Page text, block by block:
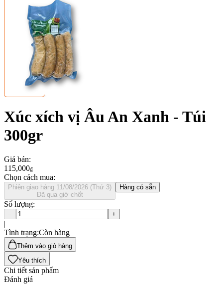
Xúc xích vị Âu An Xanh - Túi
300gr
Giá bán:
115,000₫
Chọn cách mua:
Phiên giao hàng 11/08/2026 (Thứ 3)
Đã qua giờ chốt
Hàng có sẵn
Số lượng:
− +
|
Tình trạng:Còn hàng
Thêm vào giỏ hàng
Yêu thích
Chi tiết sản phẩm
Đánh giá